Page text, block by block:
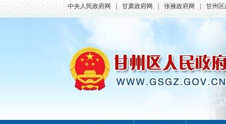
中央人民政府网 甘肃政府网 张掖政府网 甘州区